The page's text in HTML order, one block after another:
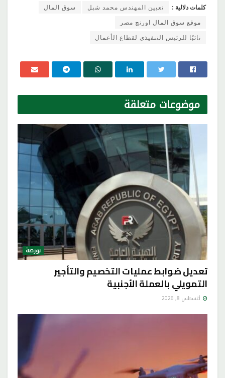
كلمات دلالية : تعيين المهندس محمد شبل
سوق المال
موقع سوق المال اورنچ مصر
نائبًا للرئيس التنفيذي لقطاع الأعمال
موضوعات متعلقة
بورصة
تعديل ضوابط عمليات التخصيم والتأجير
التمويلي بالعملة الأجنبية
أغسطس 8, 2026